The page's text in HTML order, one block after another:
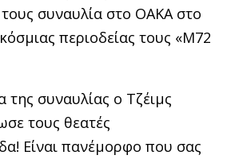
τους συναυλία στο ΟΑΚΑ στο
περιοδείας τους «M72
της συναυλίας ο Τζέιμς
τους θεατές
Είναι πανέμορφο που σας